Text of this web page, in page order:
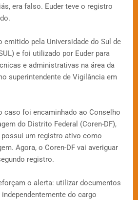
era falso. Euder teve o registro
emitido pela Universidade do Sul de
e foi utilizado por Euder para
e administrativas na área da
superintendente de Vigilância em
caso foi encaminhado ao Conselho
do Distrito Federal (Coren-DF),
possui um registro ativo como
Agora, o Coren-DF vai averiguar
registro.
o alerta: utilizar documentos
do cargo